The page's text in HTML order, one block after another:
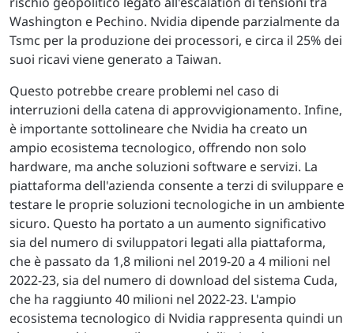
Washington e Pechino. Nvidia dipende parzialmente da
Tsmc per la produzione dei processori, e circa il 25% dei
suoi ricavi viene generato a Taiwan.
Questo potrebbe creare problemi nel caso di
interruzioni della catena di approvvigionamento. Infine,
è importante sottolineare che Nvidia ha creato un
ampio ecosistema tecnologico, offrendo non solo
hardware, ma anche soluzioni software e servizi. La
piattaforma dell'azienda consente a terzi di sviluppare e
testare le proprie soluzioni tecnologiche in un ambiente
sicuro. Questo ha portato a un aumento significativo
sia del numero di sviluppatori legati alla piattaforma,
che è passato da 1,8 milioni nel 2019-20 a 4 milioni nel
2022-23, sia del numero di download del sistema Cuda,
che ha raggiunto 40 milioni nel 2022-23. L'ampio
ecosistema tecnologico di Nvidia rappresenta quindi un